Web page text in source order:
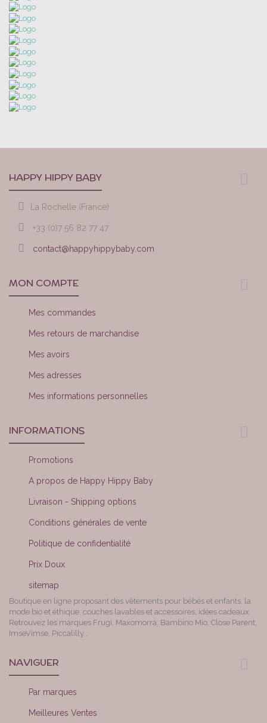
HAPPY HIPPY BABY
La Rochelle (France)
+33 (0)7 56 82 77 47
contact@happyhippybaby.com
MON COMPTE
Mes commandes
Mes retours de marchandise
Mes avoirs
Mes adresses
Mes informations personnelles
INFORMATIONS
Promotions
A propos de Happy Hippy Baby
Livraison - Shipping options
Conditions générales de vente
Politique de confidentialité
Prix Doux
sitemap
Boutique en ligne proposant des vêtements pour bébés et enfants, la
mode bio et éthique, couches lavables et accessoires, idées cadeaux.
Retrouvez les marques Frugi, Maxomorra, Bambino Mio, Close Parent,
ImseVimse, Piccalilly...
NAVIGUER
Par marques
Meilleures Ventes